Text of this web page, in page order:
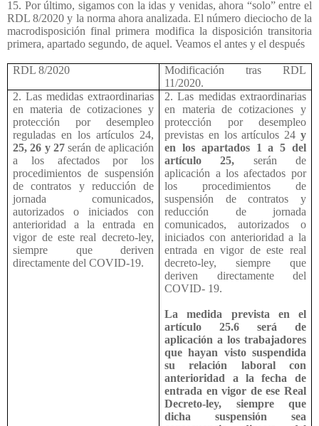
15. Por último, sigamos con la idas y venidas, ahora “solo” entre el
RDL 8/2020 y la norma ahora analizada. El número dieciocho de la
macrodisposición final primera modifica la disposición transitoria
primera, apartado segundo, de aquel. Veamos el antes y el después
RDL 8/2020
Modificación tras RDL
11/2020.
2. Las medidas extraordinarias
en materia de cotizaciones y
protección por desempleo
reguladas en los artículos 24,
25, 26 y 27 serán de aplicación
a los afectados por los
procedimientos de suspensión
de contratos y reducción de
jornada comunicados,
autorizados o iniciados con
anterioridad a la entrada en
vigor de este real decreto-ley,
siempre que deriven
directamente del COVID-19.
2. Las medidas extraordinarias
en materia de cotizaciones y
protección por desempleo
previstas en los artículos 24 y
en los apartados 1 a 5 del
artículo 25, serán de
aplicación a los afectados por
los procedimientos de
suspensión de contratos y
reducción de jornada
comunicados, autorizados o
iniciados con anterioridad a la
entrada en vigor de este real
decreto-ley, siempre que
deriven directamente del
COVID- 19.
La medida prevista en el
artículo 25.6 será de
aplicación a los trabajadores
que hayan visto suspendida
su relación laboral con
anterioridad a la fecha de
entrada en vigor de ese Real
Decreto-ley, siempre que
dicha suspensión sea